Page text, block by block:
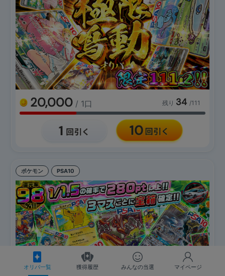
20,000 / 1口 残り 34 /111
ポケモン PSA10
オリパ一覧 獲得履歴 みんなの当選 マイページ